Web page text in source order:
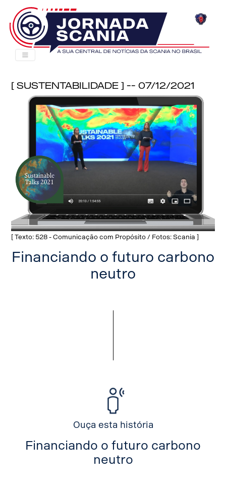
[ Sustentabilidade ] -- 07/12/2021
[ Texto: 528 - Comunicação com Propósito / Fotos: Scania ]
Financiando o futuro carbono
neutro
Ouça esta história
Financiando o futuro carbono
neutro